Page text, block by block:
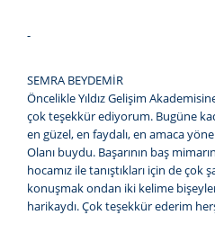
-
SEMRA BEYDEMİR
Öncelikle Yıldız Gelişim
çok teşekkür ediyorum. Bugüne
en güzel, en faydalı, en amaca
Olanı buydu. Başarının baş
hocamız ile tanıştıkları için de çok
konuşmak ondan iki kelime
harikaydı. Çok teşekkür ederim